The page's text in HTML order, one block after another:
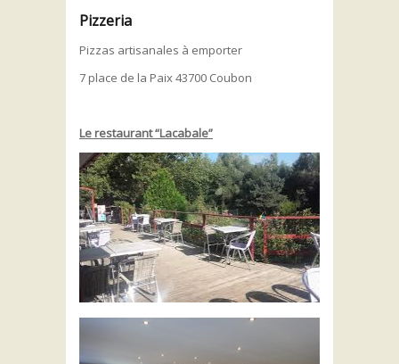
Pizzeria
Pizzas artisanales à emporter
7 place de la Paix 43700 Coubon
Le restaurant “Lacabale”